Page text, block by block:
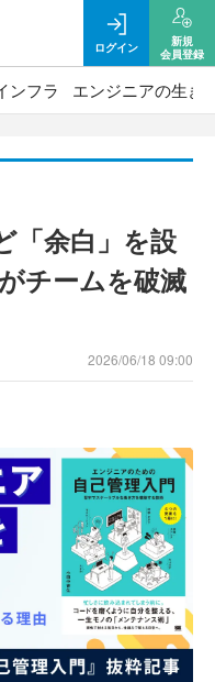
ログイン
新規
会員登録
ンフラ エンジニアの生き
「余白」を設
チームを破滅
2026/06/18 09:00